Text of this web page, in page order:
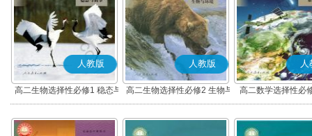
人教版
高二生物选择性必修1 稳态与
调节
人教版
高二生物选择性必修2 生物与
环境
人
高二数学选择性必
(A版)